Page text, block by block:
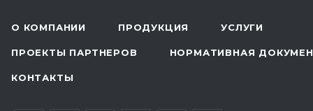
О КОМПАНИИ ПРОДУКЦИЯ УСЛУГИ
ПРОЕКТЫ ПАРТНЕРОВ НОРМАТИВНАЯ
КОНТАКТЫ